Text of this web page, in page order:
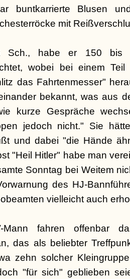
buntkarrierte Blusen
mit
Sch., habe er 150 bis
wobei bei einem
das Fahrtenmesser"
bekannt, was aus
kurze Gespräche
jedoch nicht." Sie
und dabei "die Hände
"Heil Hitler" habe man
Sonntag bei Weitem
des HJ-
vielleicht auch
fahren offenbar
das als beliebter
zehn solcher
"für sich" geblieben